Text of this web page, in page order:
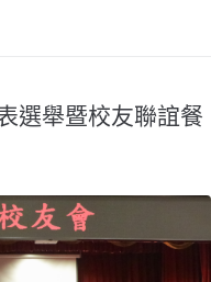
選舉暨校友聯誼餐